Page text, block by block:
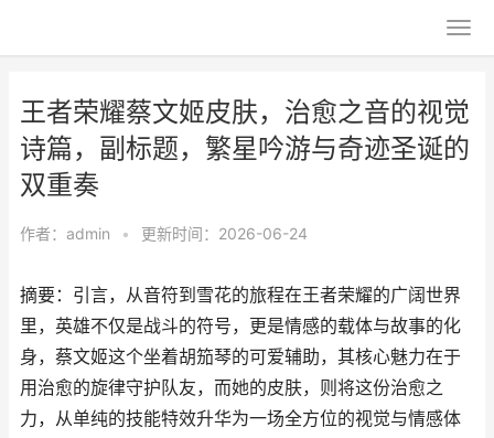
王者荣耀蔡文姬皮肤，治愈之音的视觉
诗篇，副标题，繁星吟游与奇迹圣诞的
双重奏
作者： admin • 更新时间：2026-06-24
摘要：引言，从音符到雪花的旅程在王者荣耀的广阔世界
里，英雄不仅是战斗的符号，更是情感的载体与故事的化
身，蔡文姬这个坐着胡笳琴的可爱辅助，其核心魅力在于
用治愈的旋律守护队友，而她的皮肤，则将这份治愈之
力，从单纯的技能特效升华为一场全方位的视觉与情感体